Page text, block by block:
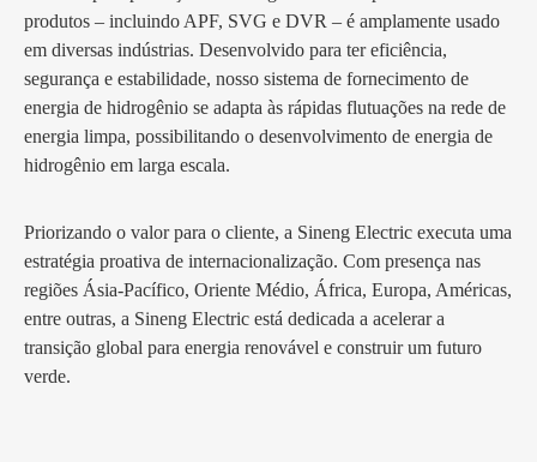
produtos – incluindo APF, SVG e DVR – é amplamente usado
em diversas indústrias. Desenvolvido para ter eficiência,
segurança e estabilidade, nosso sistema de fornecimento de
energia de hidrogênio se adapta às rápidas flutuações na rede de
energia limpa, possibilitando o desenvolvimento de energia de
hidrogênio em larga escala.
Priorizando o valor para o cliente, a Sineng Electric executa uma
estratégia proativa de internacionalização. Com presença nas
regiões Ásia-Pacífico, Oriente Médio, África, Europa, Américas,
entre outras, a Sineng Electric está dedicada a acelerar a
transição global para energia renovável e construir um futuro
verde.